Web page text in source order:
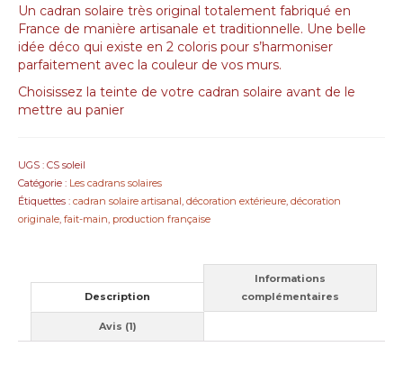
notation
Un cadran solaire très original totalement fabriqué en
France de manière artisanale et traditionnelle. Une belle
idée déco qui existe en 2 coloris pour s’harmoniser
parfaitement avec la couleur de vos murs.
Choisissez la teinte de votre cadran solaire avant de le
mettre au panier
UGS : CS soleil
Catégorie : Les cadrans solaires
Étiquettes : cadran solaire artisanal décoration extérieure décoration
originale fait-main production française
Description
Informations
complémentaires
Avis (1)